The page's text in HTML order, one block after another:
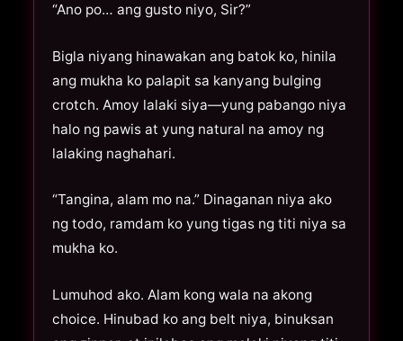
“Ano po… ang gusto niyo, Sir?”
Bigla niyang hinawakan ang batok ko, hinila
ang mukha ko palapit sa kanyang bulging
crotch. Amoy lalaki siya—yung pabango niya
halo ng pawis at yung natural na amoy ng
lalaking naghahari.
“Tangina, alam mo na.” Dinaganan niya ako
ng todo, ramdam ko yung tigas ng titi niya sa
mukha ko.
Lumuhod ako. Alam kong wala na akong
choice. Hinubad ko ang belt niya, binuksan